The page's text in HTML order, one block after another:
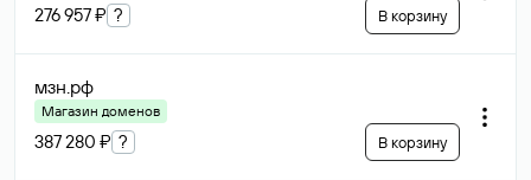
276 957 ₽ ? В корзину
мзн.рф
Магазин доменов
387 280 ₽ ? В корзину